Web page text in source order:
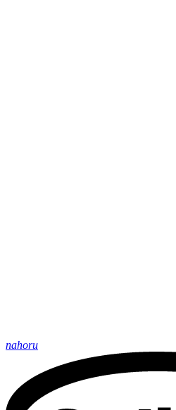
nahoru